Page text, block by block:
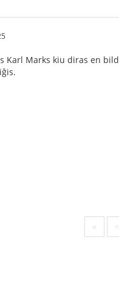
Karl Marks kiu diras en
« <